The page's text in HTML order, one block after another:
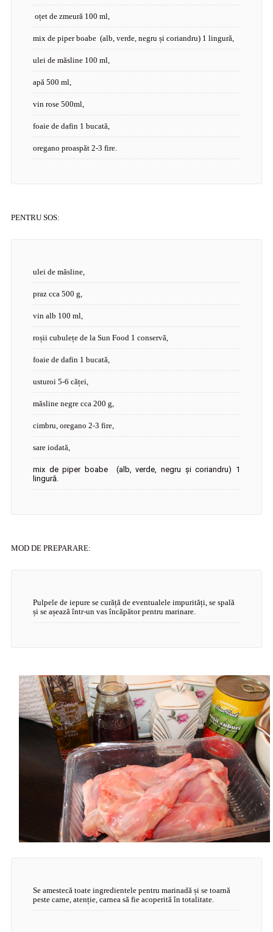
oțet de zmeură 100 ml,
mix de piper boabe (alb, verde, negru și coriandru) 1 lingură,
ulei de măsline 100 ml,
apă 500 ml,
vin rose 500ml,
foaie de dafin 1 bucată,
oregano proaspăt 2-3 fire.
PENTRU SOS:
ulei de măsline,
praz cca 500 g,
vin alb 100 ml,
roșii cubulețe de la Sun Food 1 conservă,
foaie de dafin 1 bucată,
usturoi 5-6 căței,
măsline negre cca 200 g,
cimbru, oregano 2-3 fire,
sare iodată,
mix de piper boabe (alb, verde, negru și coriandru) 1
lingură.
MOD DE PREPARARE:
Pulpele de iepure se curăță de eventualele impurități, se spală
și se așează într-un vas încăpător pentru marinare.
Se amestecă toate ingredientele pentru marinadă și se toarnă
peste carne, atenție, carnea să fie acoperită în totalitate.